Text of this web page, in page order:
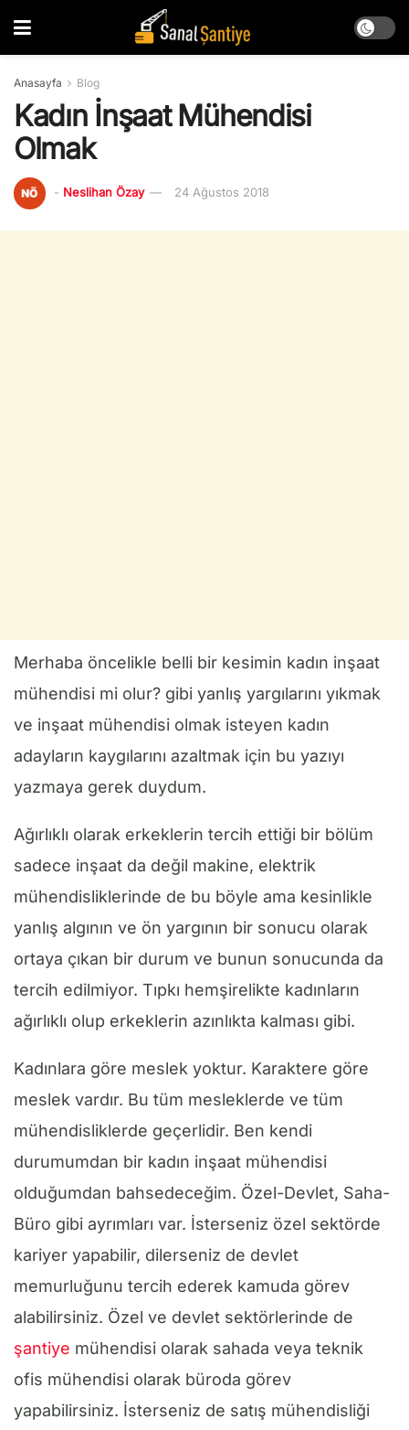
Anasayfa Blog
Kadın İnşaat Mühendisi
Olmak
- Neslihan Özay 24 Ağustos 2018
Merhaba öncelikle belli bir kesimin kadın inşaat
mühendisi mi olur? gibi yanlış yargılarını yıkmak
ve inşaat mühendisi olmak isteyen kadın
adayların kaygılarını azaltmak için bu yazıyı
yazmaya gerek duydum.
Ağırlıklı olarak erkeklerin tercih ettiği bir bölüm
sadece inşaat da değil makine, elektrik
mühendisliklerinde de bu böyle ama kesinlikle
yanlış algının ve ön yargının bir sonucu olarak
ortaya çıkan bir durum ve bunun sonucunda da
tercih edilmiyor. Tıpkı hemşirelikte kadınların
ağırlıklı olup erkeklerin azınlıkta kalması gibi.
Kadınlara göre meslek yoktur. Karaktere göre
meslek vardır. Bu tüm mesleklerde ve tüm
mühendisliklerde geçerlidir. Ben kendi
durumumdan bir kadın inşaat mühendisi
olduğumdan bahsedeceğim. Özel-Devlet, Saha-
Büro gibi ayrımları var. İsterseniz özel sektörde
kariyer yapabilir, dilerseniz de devlet
memurluğunu tercih ederek kamuda görev
alabilirsiniz. Özel ve devlet sektörlerinde de
şantiye mühendisi olarak sahada veya teknik
ofis mühendisi olarak büroda görev
yapabilirsiniz. İsterseniz de satış mühendisliği